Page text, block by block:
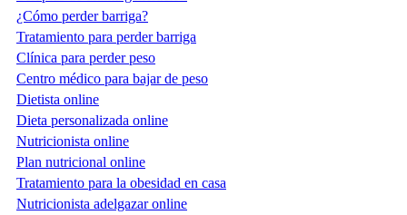
¿Cómo perder barriga?
Tratamiento para perder barriga
Clínica para perder peso
Centro médico para bajar de peso
Dietista online
Dieta personalizada online
Nutricionista online
Plan nutricional online
Tratamiento para la obesidad en casa
Nutricionista adelgazar online